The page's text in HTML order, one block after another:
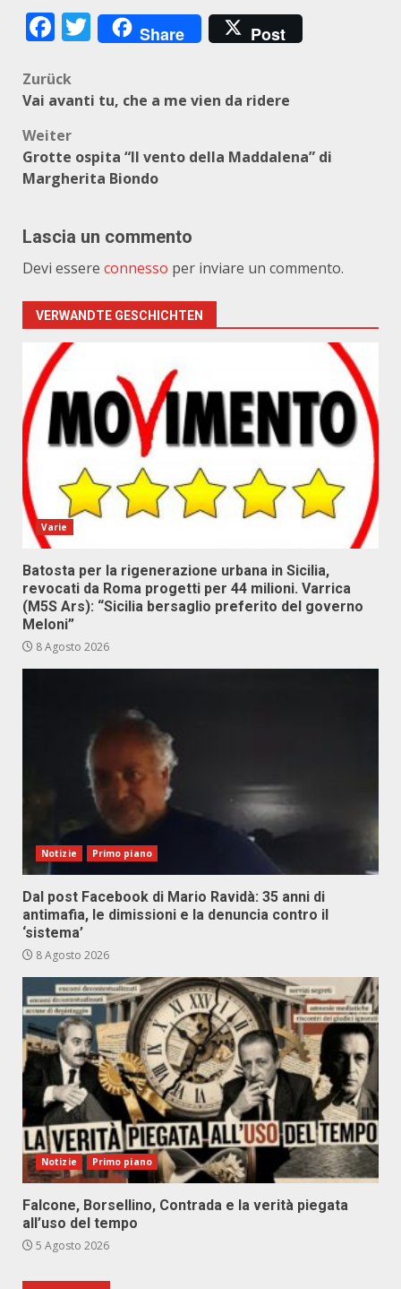
Facebook
Twitter
Share Post
Beitragsnavigation
Zurück
Vai avanti tu, che a me vien da ridere
Weiter
Grotte ospita “Il vento della Maddalena” di
Margherita Biondo
Lascia un commento
Devi essere connesso per inviare un commento.
VERWANDTE GESCHICHTEN
Varie
Batosta per la rigenerazione urbana in Sicilia,
revocati da Roma progetti per 44 milioni. Varrica
(M5S Ars): “Sicilia bersaglio preferito del governo
Meloni”
8 Agosto 2026
Notizie Primo piano
Dal post Facebook di Mario Ravidà: 35 anni di
antimafia, le dimissioni e la denuncia contro il
‘sistema’
8 Agosto 2026
Notizie Primo piano
Falcone, Borsellino, Contrada e la verità piegata
all’uso del tempo
5 Agosto 2026